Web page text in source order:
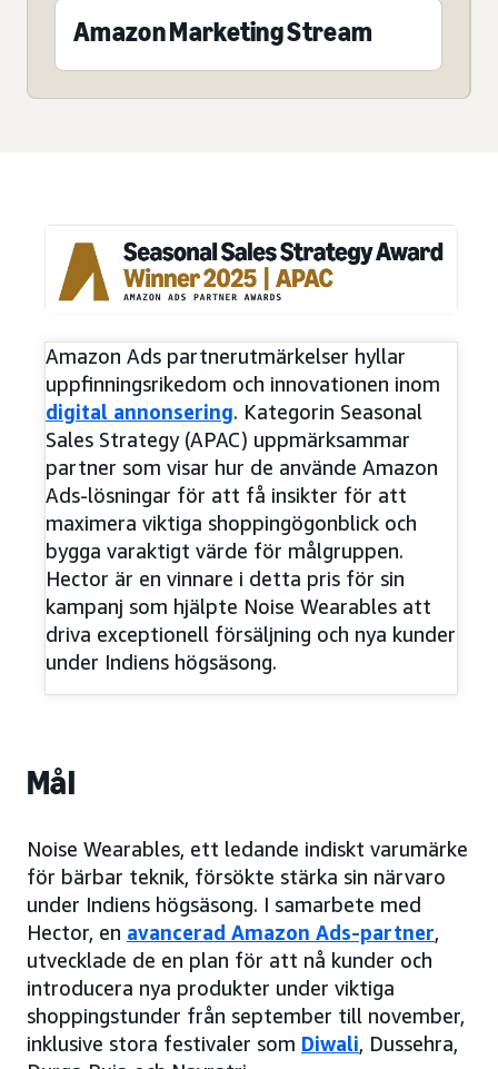
Amazon Marketing Stream
Amazon Ads partnerutmärkelser hyllar
uppfinningsrikedom och innovationen inom
digital annonsering. Kategorin Seasonal
Sales Strategy (APAC) uppmärksammar
partner som visar hur de använde Amazon
Ads-lösningar för att få insikter för att
maximera viktiga shoppingögonblick och
bygga varaktigt värde för målgruppen.
Hector är en vinnare i detta pris för sin
kampanj som hjälpte Noise Wearables att
driva exceptionell försäljning och nya kunder
under Indiens högsäsong.
Mål
Noise Wearables, ett ledande indiskt varumärke
för bärbar teknik, försökte stärka sin närvaro
under Indiens högsäsong. I samarbete med
Hector, en avancerad Amazon Ads-partner,
utvecklade de en plan för att nå kunder och
introducera nya produkter under viktiga
shoppingstunder från september till november,
inklusive stora festivaler som Diwali, Dussehra,